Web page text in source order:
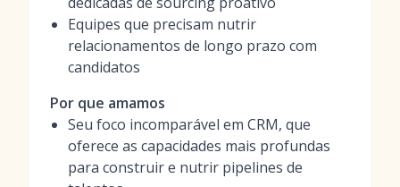
Equipes que precisam nutrir
relacionamentos de longo prazo com
candidatos
Por que amamos
Seu foco incomparável em CRM, que
oferece as capacidades mais profundas
para construir e nutrir pipelines de